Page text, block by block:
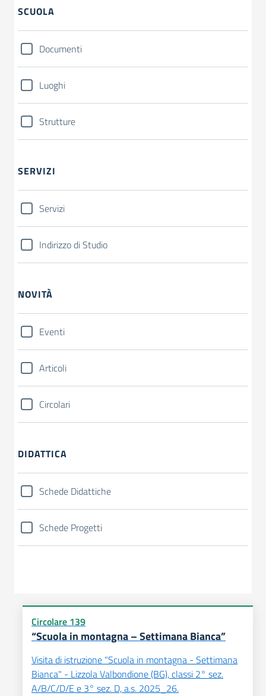
SCUOLA
Documenti
Luoghi
Strutture
SERVIZI
Servizi
Indirizzo di Studio
NOVITÀ
Eventi
Articoli
Circolari
DIDATTICA
Schede Didattiche
Schede Progetti
Circolare 139
“Scuola in montagna – Settimana Bianca”
Visita di istruzione "Scuola in montagna - Settimana
Bianca" - Lizzola Valbondione (BG), classi 2° sez.
A/B/C/D/E e 3° sez. D, a.s. 2025_26.